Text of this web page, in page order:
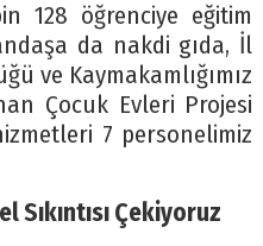
128 öğrenciye eğitim
da nakdi gıda, İl
ve Kaymakamlığımız
Çocuk Evleri Projesi
7 personelimiz
Sıkıntısı Çekiyoruz